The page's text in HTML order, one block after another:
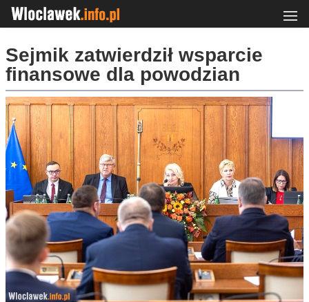
Sejmik zatwierdził wsparcie
finansowe dla powodzian